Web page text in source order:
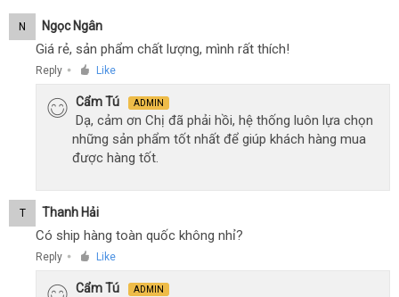
N Ngọc Ngân
Giá rẻ, sản phẩm chất lượng, mình rất thích!
Reply ● Like
Cẩm Tú ADMIN
Dạ, cảm ơn Chị đã phải hồi, hệ thống luôn lựa chọn
những sản phẩm tốt nhất để giúp khách hàng mua
được hàng tốt.
T Thanh Hải
Có ship hàng toàn quốc không nhỉ?
Reply ● Like
Cẩm Tú ADMIN